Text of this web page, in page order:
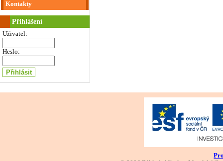
Kontakty
Přihlášení
Uživatel:
Heslo: